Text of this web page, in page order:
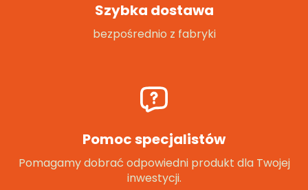
Szybka dostawa
bezpośrednio z fabryki
Pomoc specjalistów
Pomagamy dobrać odpowiedni produkt dla Twojej
inwestycji.